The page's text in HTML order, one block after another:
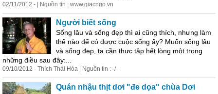
02/11/2012 - | Nguồn tin : www.giacngo.vn
Người biết sống
Sống lâu và sống đẹp thì ai cũng thích, nhưng làm
thế nào để có được cuộc sống ấy? Muốn sống lâu
và sống đẹp, ta cần thực tập hết lòng một trong
những điều sau đây:...
09/10/2012 - Thích Thái Hòa | Nguồn tin : -/-
Quán nhậu thịt dơi "đe dọa" chùa Dơi